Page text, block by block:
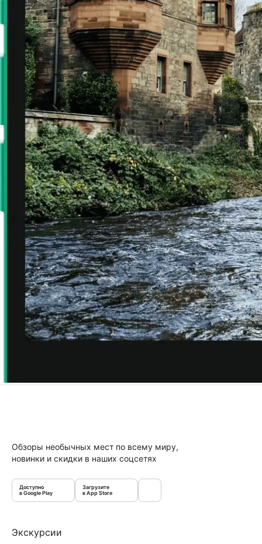
Обзоры необычных мест по всему миру,
новинки и скидки в наших соцсетях
Доступно
в Google Play
Загрузите
в App Store
Экскурсии